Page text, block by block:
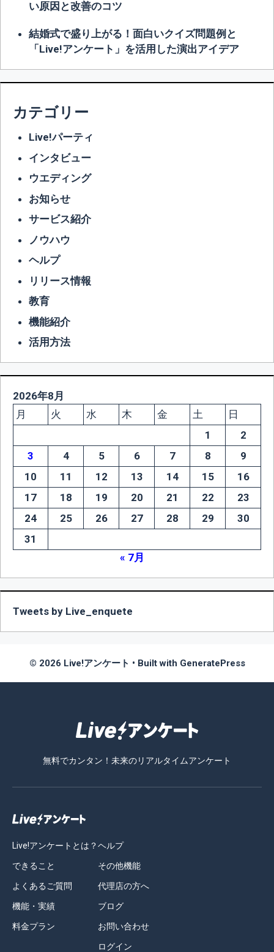
い原因と改善のコツ
結婚式で盛り上がる！面白いクイズ問題例と
「Live!アンケート」を活用した演出アイデア
カテゴリー
Live!パーティ
インタビュー
ウエディング
お知らせ
サービス紹介
ノウハウ
ヘルプ
リリース情報
教育
機能紹介
活用方法
2026年8月
月
火 水 木 金 土
日
1
2
3
4 5 6 7 8
9
10
11 12 13 14 15
16
17
18 19 20 21 22
23
24
25 26 27 28 29
30
31
« 7月
Tweets by Live_enquete
© 2026 Live!アンケート • Built with GeneratePress
無料でカンタン！未来のリアルタイムアンケート
Live!アンケートとは？
できること
よくあるご質問
機能・実績
料金プラン
ヘルプ
その他機能
代理店の方へ
ブログ
お問い合わせ
ログイン